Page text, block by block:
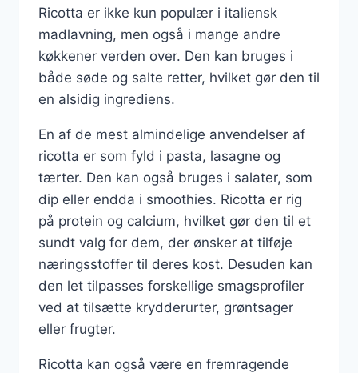
Ricotta er ikke kun populær i italiensk
madlavning, men også i mange andre
køkkener verden over. Den kan bruges i
både søde og salte retter, hvilket gør den til
en alsidig ingrediens.
En af de mest almindelige anvendelser af
ricotta er som fyld i pasta, lasagne og
tærter. Den kan også bruges i salater, som
dip eller endda i smoothies. Ricotta er rig
på protein og calcium, hvilket gør den til et
sundt valg for dem, der ønsker at tilføje
næringsstoffer til deres kost. Desuden kan
den let tilpasses forskellige smagsprofiler
ved at tilsætte krydderurter, grøntsager
eller frugter.
Ricotta kan også være en fremragende